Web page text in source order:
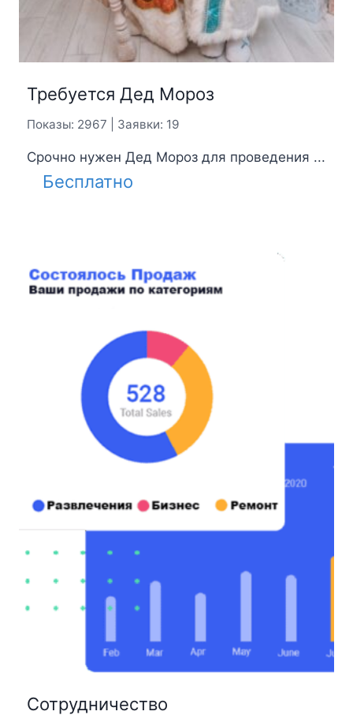
Требуется Дед Мороз
Показы: 2967 | Заявки: 19
Срочно нужен Дед Мороз для проведения ...
Бесплатно
Сотрудничество